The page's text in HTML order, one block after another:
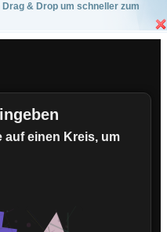
& Drop um schneller zum